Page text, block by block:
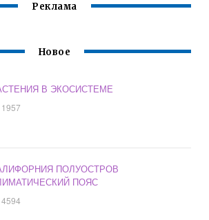
Реклама
Новое
В ЭКОСИСТЕМЕ
1957
ПОЛУОСТРОВ
ПОЯС
4594